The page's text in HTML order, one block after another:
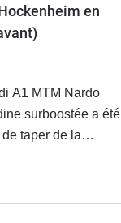
en
A1 MTM Nardo
surboostée a été
taper de la